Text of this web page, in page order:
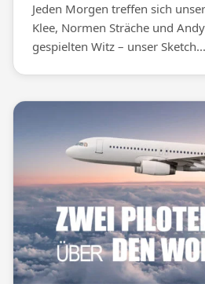
Jeden Morgen treffen sich
Klee, Normen Sträche und
gespielten Witz – unser Sketch...